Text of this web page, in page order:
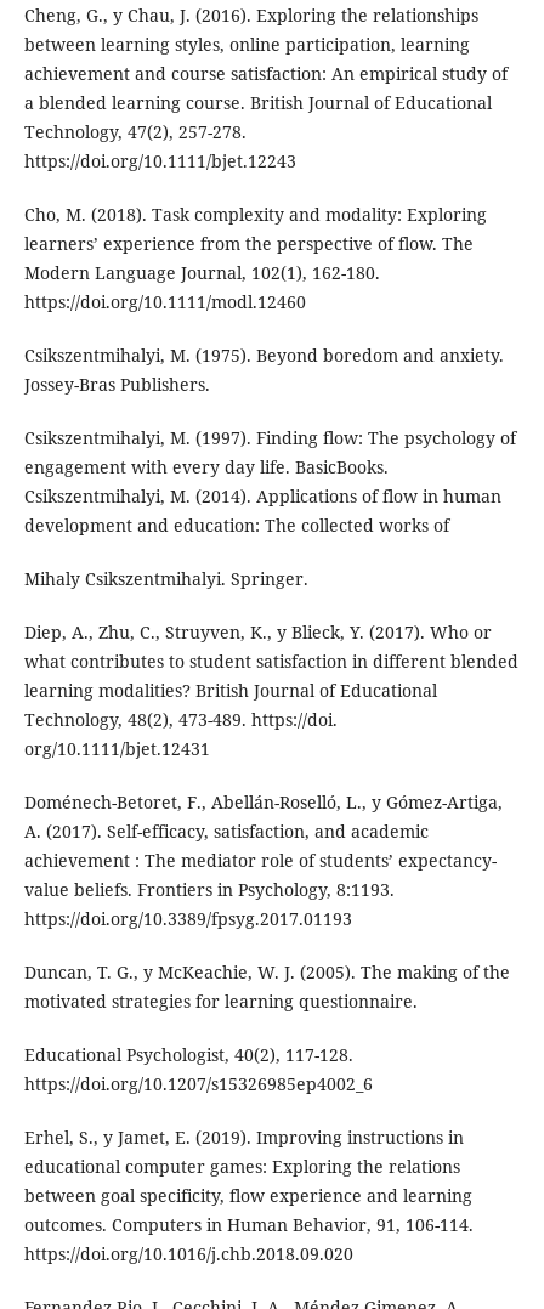
Cheng, G., y Chau, J. (2016). Exploring the relationships
between learning styles, online participation, learning
achievement and course satisfaction: An empirical study of
a blended learning course. British Journal of Educational
Technology, 47(2), 257-278.
https://doi.org/10.1111/bjet.12243
Cho, M. (2018). Task complexity and modality: Exploring
learners’ experience from the perspective of flow. The
Modern Language Journal, 102(1), 162-180.
https://doi.org/10.1111/modl.12460
Csikszentmihalyi, M. (1975). Beyond boredom and anxiety.
Jossey-Bras Publishers.
Csikszentmihalyi, M. (1997). Finding flow: The psychology of
engagement with every day life. BasicBooks.
Csikszentmihalyi, M. (2014). Applications of flow in human
development and education: The collected works of
Mihaly Csikszentmihalyi. Springer.
Diep, A., Zhu, C., Struyven, K., y Blieck, Y. (2017). Who or
what contributes to student satisfaction in different blended
learning modalities? British Journal of Educational
Technology, 48(2), 473-489. https://doi.
org/10.1111/bjet.12431
Doménech-Betoret, F., Abellán-Roselló, L., y Gómez-Artiga,
A. (2017). Self-efficacy, satisfaction, and academic
achievement : The mediator role of students’ expectancy-
value beliefs. Frontiers in Psychology, 8:1193.
https://doi.org/10.3389/fpsyg.2017.01193
Duncan, T. G., y McKeachie, W. J. (2005). The making of the
motivated strategies for learning questionnaire.
Educational Psychologist, 40(2), 117-128.
https://doi.org/10.1207/s15326985ep4002_6
Erhel, S., y Jamet, E. (2019). Improving instructions in
educational computer games: Exploring the relations
between goal specificity, flow experience and learning
outcomes. Computers in Human Behavior, 91, 106-114.
https://doi.org/10.1016/j.chb.2018.09.020